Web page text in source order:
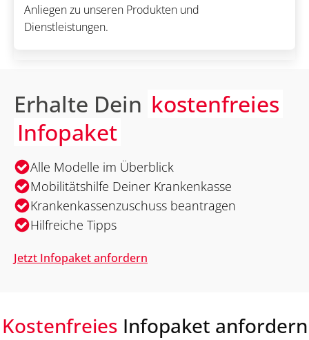
Anliegen zu unseren Produkten und
Dienstleistungen.
Erhalte Dein kostenfreies
Infopaket
Alle Modelle im Überblick
Mobilitätshilfe Deiner Krankenkasse
Krankenkassenzuschuss beantragen
Hilfreiche Tipps
Jetzt Infopaket anfordern
Kostenfreies Infopaket anfordern